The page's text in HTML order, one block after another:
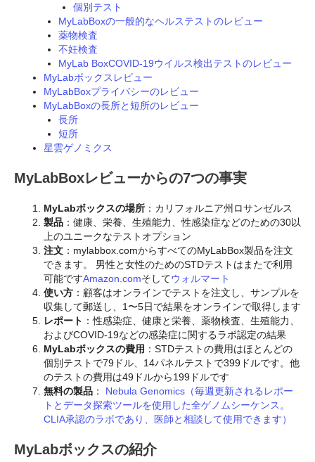
個別テスト
MyLabBoxの一般的なヘルステストのレビュー
薬物検査
不妊検査
MyLab BoxCOVID-19ウイルス検出テストのレビュー
MyLabボックスレビュー
MyLabBoxプライバシーのレビュー
MyLabBoxの長所と短所のレビュー
長所
短所
星雲ゲノミクス
MyLabBoxレビューからの7つの事実
MyLabボックスの場所 ：カリフォルニア州ロサンゼルス
製品 ：健康、栄養、生殖能力、性感染症などのための30以
上のユニークなテストオプション
注文 ：mylabbox.comからすべてのMyLabBox製品を注文
できます。 男性と女性のためのSTDテストはまたで利用
可能ですAmazon.comそしてウォルマート
使い方 ：顧客はオンラインでテストを注文し、サンプルを
収集して郵送し、1〜5日で結果をオンラインで取得します
レポート ：性感染症、健康と栄養、薬物検査、生殖能力、
およびCOVID-19などの感染症に関するラボ認定の結果
MyLabボックスの費用 ：STDテストの費用はほとんどの
個別テストで79ドル、14パネルテストで399ドルです。他
のテストの費用は49ドルから199ドルです
無料の製品 ：
Nebula Genomics（毎週更新されるレポー
トとデータ探索ツールを使用した全ゲノムシーケンス。
CLIA承認のラボであり、医師と相談して使用できます）
MyLabボックスの紹介